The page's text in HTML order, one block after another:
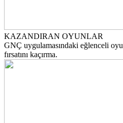
KAZANDIRAN OYUNLAR
GNÇ uygulamasındaki eğlenceli
fırsatını kaçırma.